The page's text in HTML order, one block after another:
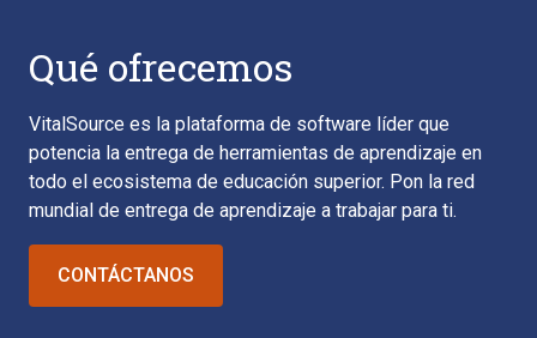
Qué ofrecemos
VitalSource es la plataforma de software líder que
potencia la entrega de herramientas de aprendizaje en
todo el ecosistema de educación superior. Pon la red
mundial de entrega de aprendizaje a trabajar para ti.
CONTÁCTANOS